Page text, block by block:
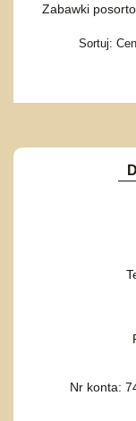
Zabawki
Sortuj:
Nr konta: